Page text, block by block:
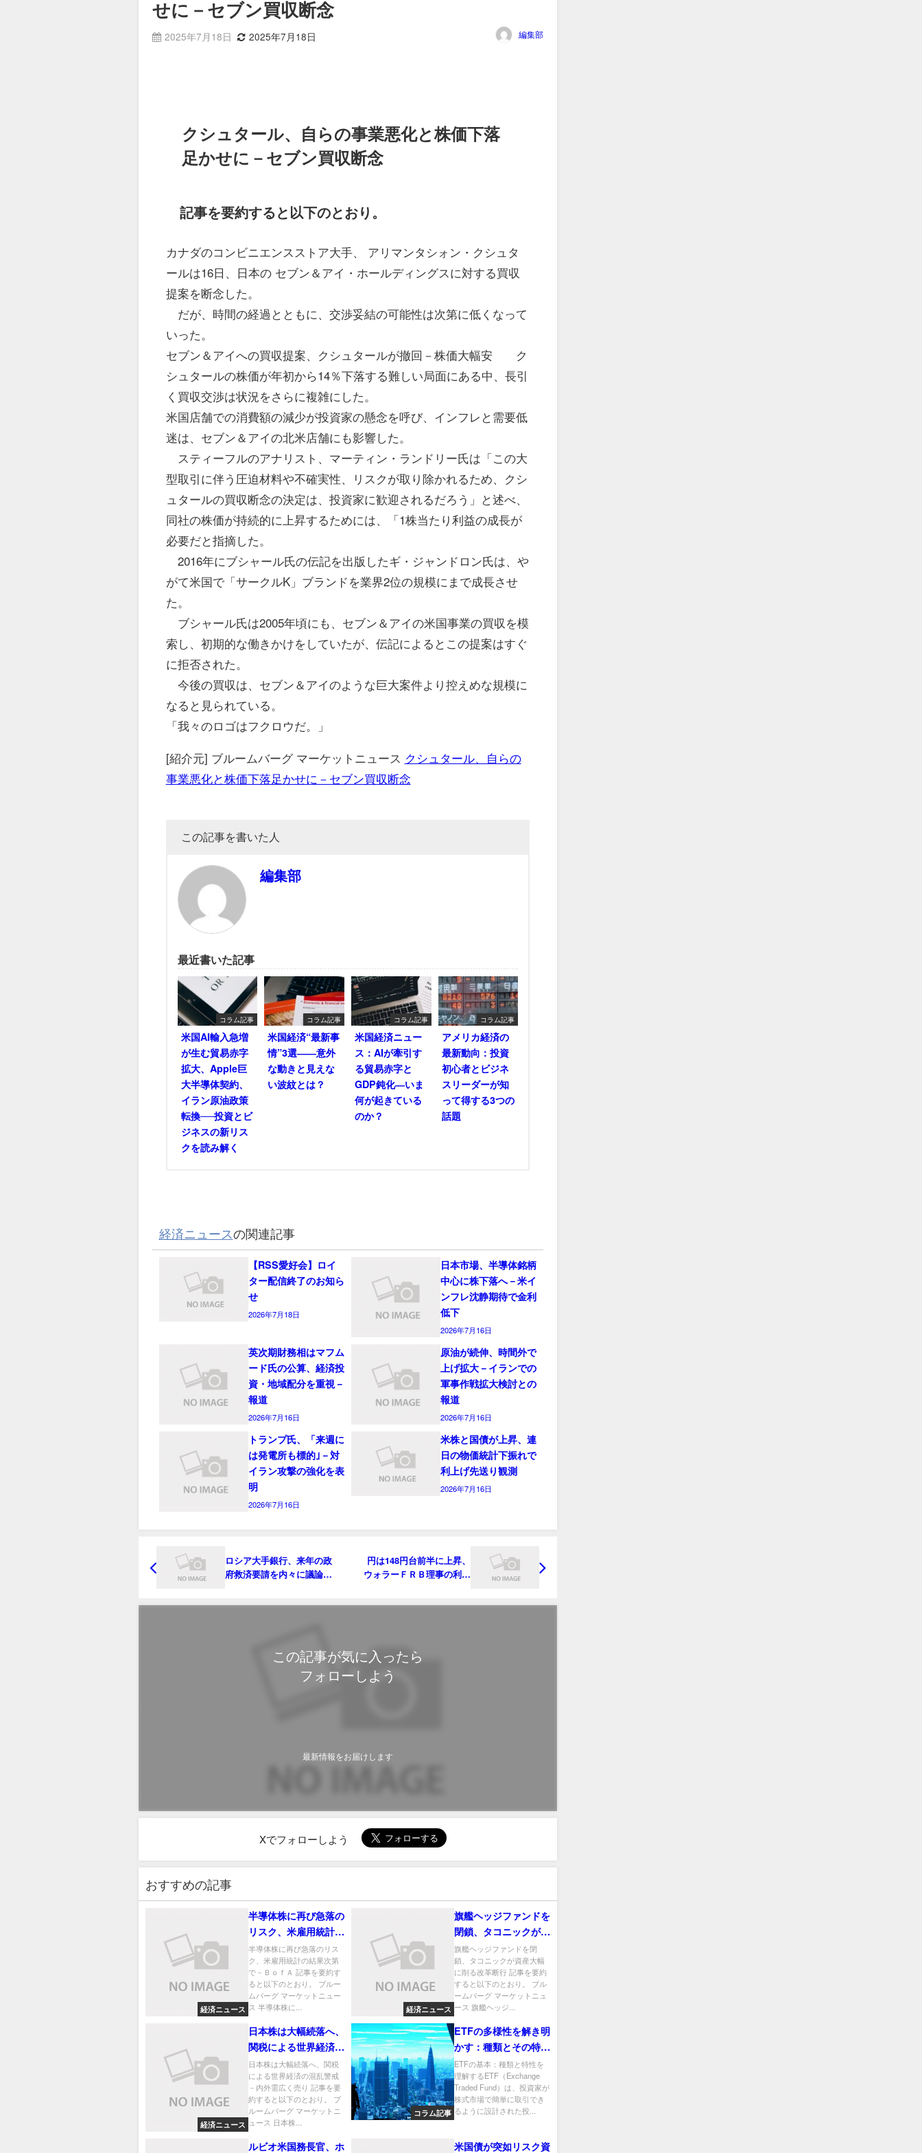
せに－セブン買収断念
2025年7月18日 2025年7月18日 編集部
クシュタール、自らの事業悪化と株価下落
足かせに－セブン買収断念
記事を要約すると以下のとおり。
カナダのコンビニエンスストア大手、 アリマンタシォン・クシュタ
ールは16日、日本の セブン＆アイ・ホールディングスに対する買収
提案を断念した。
だが、時間の経過とともに、交渉妥結の可能性は次第に低くなって
いった。
セブン＆アイへの買収提案、クシュタールが撤回－株価大幅安 ク
シュタールの株価が年初から14％下落する難しい局面にある中、長引
く買収交渉は状況をさらに複雑にした。
米国店舗での消費額の減少が投資家の懸念を呼び、インフレと需要低
迷は、セブン＆アイの北米店舗にも影響した。
スティーフルのアナリスト、マーティン・ランドリー氏は「この大
型取引に伴う圧迫材料や不確実性、リスクが取り除かれるため、クシ
ュタールの買収断念の決定は、投資家に歓迎されるだろう」と述べ、
同社の株価が持続的に上昇するためには、「1株当たり利益の成長が
必要だと指摘した。
2016年にブシャール氏の伝記を出版したギ・ジャンドロン氏は、や
がて米国で「サークルK」ブランドを業界2位の規模にまで成長させ
た。
ブシャール氏は2005年頃にも、セブン＆アイの米国事業の買収を模
索し、初期的な働きかけをしていたが、伝記によるとこの提案はすぐ
に拒否された。
今後の買収は、セブン＆アイのような巨大案件より控えめな規模に
なると見られている。
「我々のロゴはフクロウだ。」
[紹介元] ブルームバーグ マーケットニュース クシュタール、自らの
事業悪化と株価下落足かせに－セブン買収断念
この記事を書いた人
編集部
最近書いた記事
コラム記事
米国AI輸入急増
が生む貿易赤字
拡大、Apple巨
大半導体契約、
イラン原油政策
転換──投資とビ
ジネスの新リス
クを読み解く
コラム記事
米国経済“最新事
情”3選――意外
な動きと見えな
い波紋とは？
コラム記事
米国経済ニュー
ス：AIが牽引す
る貿易赤字と
GDP鈍化―いま
何が起きている
のか？
コラム記事
アメリカ経済の
最新動向：投資
初心者とビジネ
スリーダーが知
って得する3つの
話題
経済ニュースの関連記事
【RSS愛好会】ロイ
ター配信終了のお知ら
せ
2026年7月18日
日本市場、半導体銘柄
中心に株下落へ－米イ
ンフレ沈静期待で金利
低下
2026年7月16日
英次期財務相はマフム
ード氏の公算、経済投
資・地域配分を重視－
報道
2026年7月16日
原油が続伸、時間外で
上げ拡大－イランでの
軍事作戦拡大検討との
報道
2026年7月16日
トランプ氏、「来週に
は発電所も標的｣－対
イラン攻撃の強化を表
明
2026年7月16日
米株と国債が上昇、連
日の物価統計下振れで
利上げ先送り観測
2026年7月16日
ロシア大手銀行、来年の政
府救済要請を内々に議論－
円は148円台前半に上昇、
ウォラーＦＲＢ理事の利下
この記事が気に入ったら
フォローしよう
最新情報をお届けします
Xでフォローしよう
おすすめの記事
経済ニュース
半導体株に再び急落の
リスク、米雇用統計の
結果次第で－ＢｏｆＡ
半導体株に再び急落のリス
ク、米雇用統計の結果次第
で－ＢｏｆＡ 記事を要約す
ると以下のとおり。 ブルー
ムバーグ マーケットニュー
ス 半導体株に...
経済ニュース
旗艦ヘッジファンドを
閉鎖、タコニックが資
産大幅に削る改革断行
旗艦ヘッジファンドを閉
鎖、タコニックが資産大幅
に削る改革断行 記事を要約
すると以下のとおり。 ブル
ームバーグ マーケットニュ
ース 旗艦ヘッジ...
経済ニュース
日本株は大幅続落へ、
関税による世界経済の
混乱警戒－内外需広く
売り
日本株は大幅続落へ、関税
による世界経済の混乱警戒
－内外需広く売り 記事を要
約すると以下のとおり。 ブ
ルームバーグ マーケットニ
ュース 日本株...
コラム記事
ETFの多様性を解き明
かす：種類とその特徴
を徹底解説
ETFの基本：種類と特性を
理解するETF（Exchange
Traded Fund）は、投資家が
株式市場で簡単に取引でき
るように設計された投...
ルビオ米国務長官、ホ 米国債が突如リスク資